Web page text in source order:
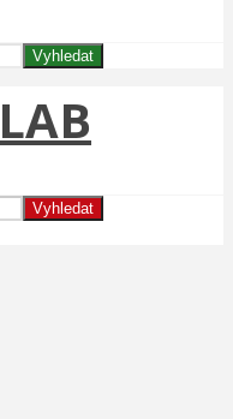
Vyhledat
Vyhledat